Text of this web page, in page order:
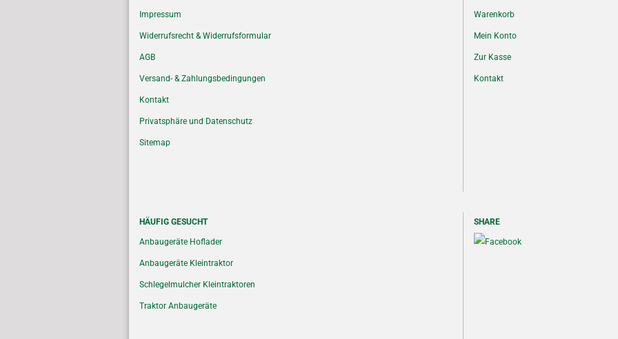
Impressum
Widerrufsrecht & Widerrufsformular
AGB
Versand- & Zahlungsbedingungen
Kontakt
Privatsphäre und Datenschutz
Sitemap
Warenkorb
Mein Konto
Zur Kasse
Kontakt
HÄUFIG GESUCHT
Anbaugeräte Hoflader
Anbaugeräte Kleintraktor
Schlegelmulcher Kleintraktoren
Traktor Anbaugeräte
SHARE